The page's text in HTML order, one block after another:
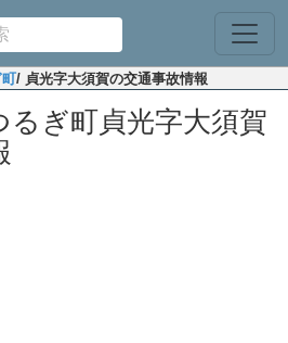
/ 貞光字大須賀の交通事故情報
るぎ町貞光字大須賀